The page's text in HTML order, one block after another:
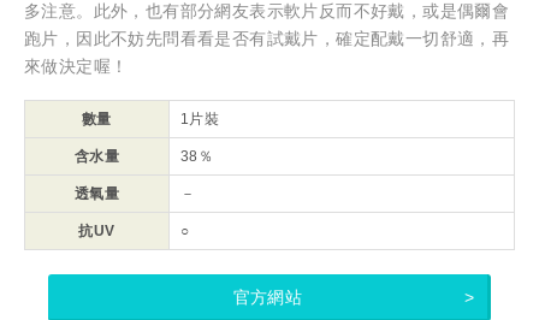
多注意。此外，也有部分網友表示軟片反而不好戴，或是偶爾會
跑片，因此不妨先問看看是否有試戴片，確定配戴一切舒適，再
來做決定喔！
數量 1片裝
含水量 38％
透氧量 －
抗UV ○
官方網站